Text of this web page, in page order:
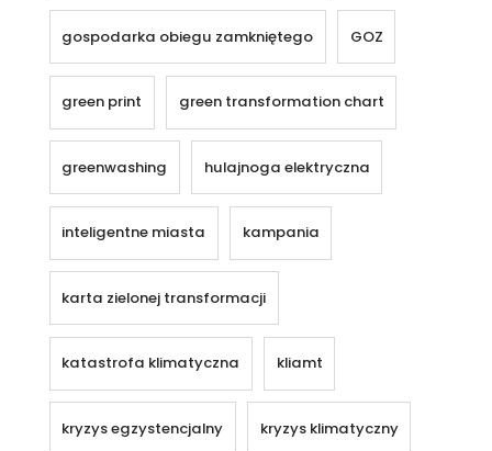
gospodarka obiegu zamkniętego GOZ
green print green transformation chart
greenwashing hulajnoga elektryczna
inteligentne miasta kampania
karta zielonej transformacji
katastrofa klimatyczna kliamt
kryzys egzystencjalny kryzys klimatyczny